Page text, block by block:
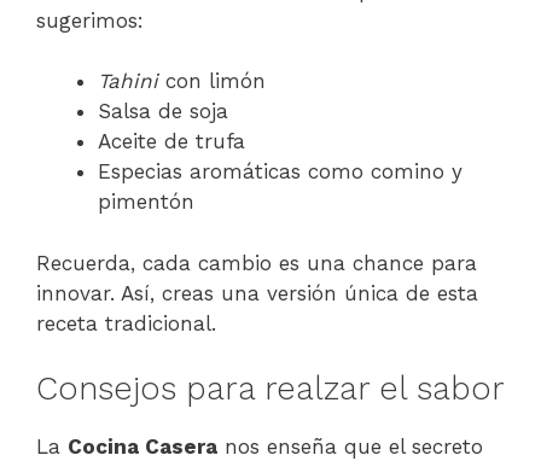
sugerimos:
Tahinicon limón
Salsa de soja
Aceite de trufa
Especias aromáticas como comino y
pimentón
Recuerda, cada cambio es una chance para
innovar. Así, creas una versión única de esta
receta tradicional.
Consejos para realzar el sabor
La Cocina Casera nos enseña que el secreto